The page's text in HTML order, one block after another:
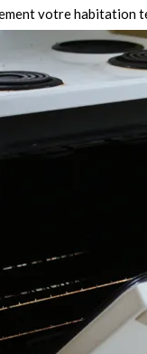
votre habitation